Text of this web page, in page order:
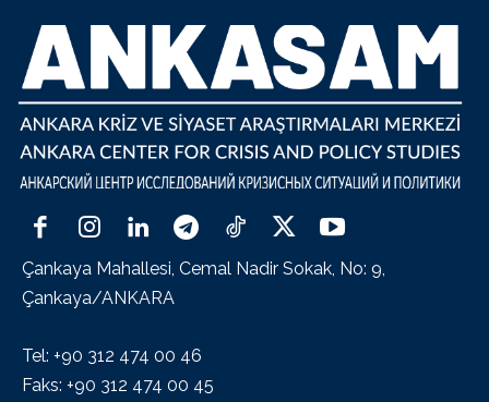
Çankaya Mahallesi, Cemal Nadir Sokak, No: 9,
Çankaya/ANKARA
Tel: +90 312 474 00 46
Faks: +90 312 474 00 45